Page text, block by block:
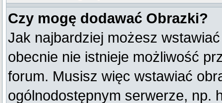
Czy mogę dodawać Obrazki?
Jak najbardziej możesz
obecnie nie istnieje możliwość
forum. Musisz więc wstawiać
ogólnodostępnym serwerze, np.